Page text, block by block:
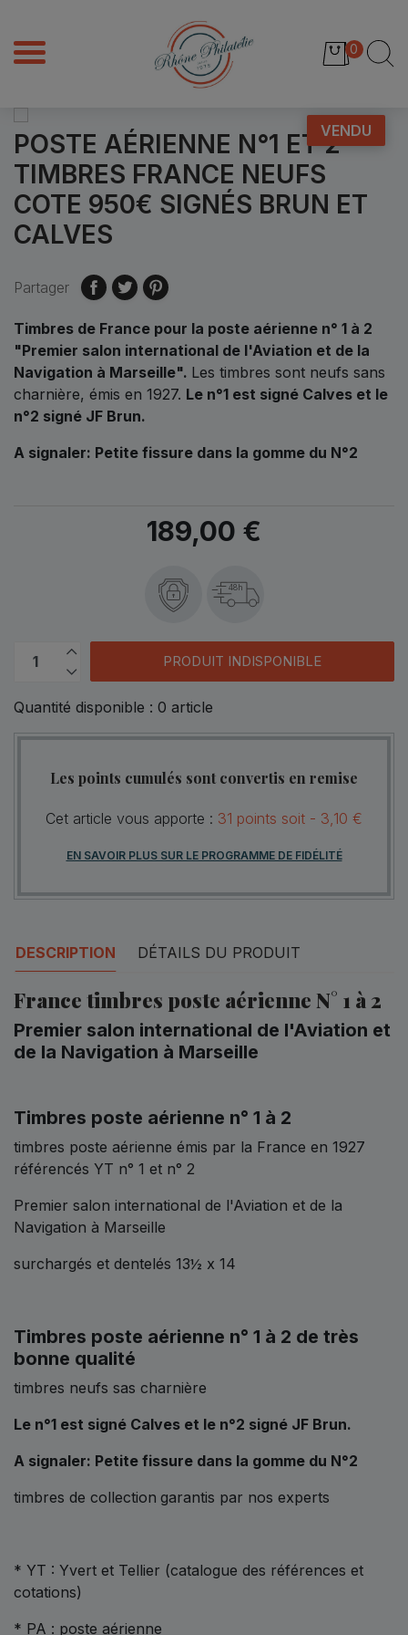
0
VENDU
POSTE AÉRIENNE N°1 ET 2
TIMBRES FRANCE NEUFS
COTE 950€ SIGNÉS BRUN ET
CALVES
Partager
Timbres de France pour la poste aérienne n° 1 à 2
"Premier salon international de l'Aviation et de la
Navigation à Marseille". Les timbres sont neufs sans
charnière, émis en 1927. Le n°1 est signé Calves et le
n°2 signé JF Brun.
A signaler: Petite fissure dans la gomme du N°2
189,00 €
48h
PRODUIT INDISPONIBLE
Quantité disponible : 0 article
Les points cumulés sont convertis en remise
Cet article vous apporte : 31 points soit - 3,10 €
EN SAVOIR PLUS SUR LE PROGRAMME DE FIDÉLITÉ
DESCRIPTION DÉTAILS DU PRODUIT
France timbres poste aérienne N° 1 à 2
Premier salon international de l'Aviation et
de la Navigation à Marseille
Timbres poste aérienne n° 1 à 2
timbres poste aérienne émis par la France en 1927
référencés YT n° 1 et n° 2
Premier salon international de l'Aviation et de la
Navigation à Marseille
surchargés et dentelés 13½ x 14
Timbres poste aérienne n° 1 à 2 de très
bonne qualité
timbres neufs sas charnière
Le n°1 est signé Calves et le n°2 signé JF Brun.
A signaler: Petite fissure dans la gomme du N°2
timbres de collection garantis par nos experts
* YT : Yvert et Tellier (catalogue des références et
cotations)
* PA : poste aérienne